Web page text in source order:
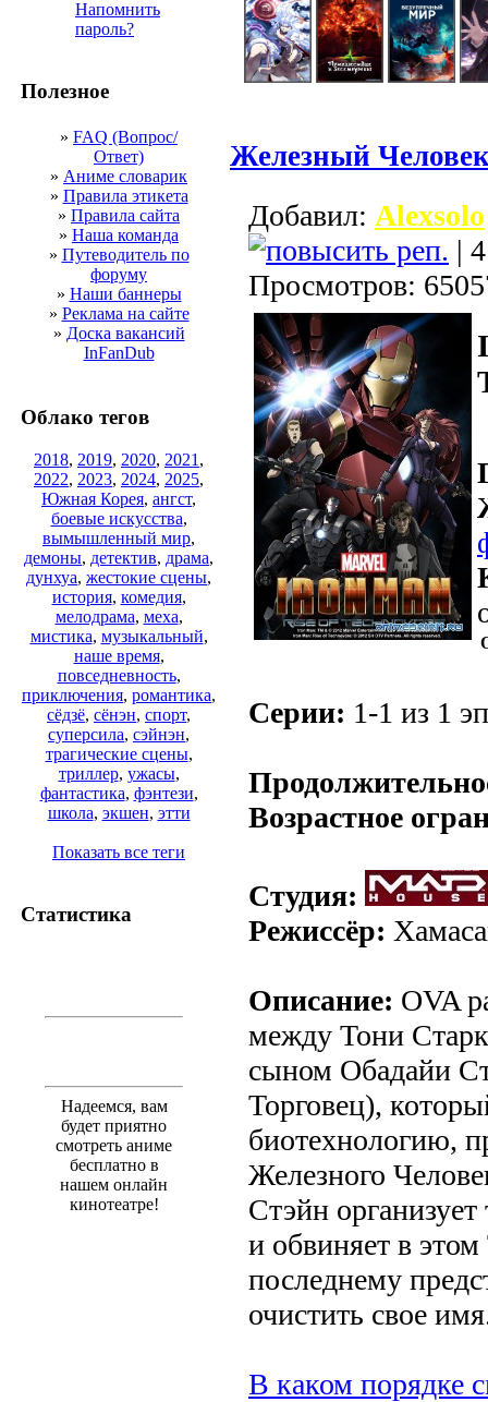
Напомнить
пароль?
Полезное
» FAQ (Вопрос/
Ответ)
» Аниме словарик
» Правила этикета
» Правила сайта
» Наша команда
» Путеводитель по
форуму
» Наши баннеры
» Реклама на сайте
» Доска вакансий
InFanDub
Облако тегов
2018, 2019, 2020, 2021 ,
2022, 2023, 2024, 2025,
Южная Корея, ангст,
боевые искусства,
вымышленный мир,
демоны, детектив, драма,
дунхуа, жестокие сцены,
история, комедия,
мелодрама, меха,
мистика, музыкальный,
наше время,
повседневность,
приключения, романтика,
сёдзё, сёнэн, спорт,
суперсила, сэйнэн,
трагические сцены,
триллер, ужасы,
фантастика, фэнтези,
школа, экшен, этти
Показать все теги
Статистика
Надеемся, вам
будет приятно
смотреть аниме
бесплатно в
нашем онлайн
кинотеатре!
Железный
Добавил: Alexsolo
|
Просмотров:
Серии: 1-1 из 1
Возрастное
Студия:
Режиссёр:
Описание: OVA
между Тони
сыном Обадайи
Торговец),
биотехнологию,
Железного
Стэйн
и обвиняет в
последнему
очистить свое
В каком порядке